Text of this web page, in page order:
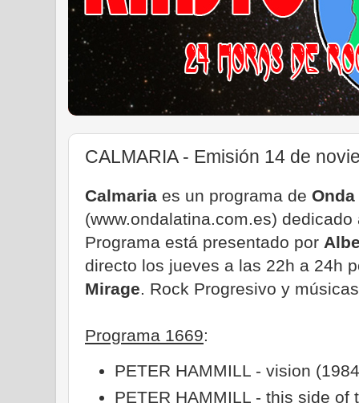
CALMARIA - Emisión 14 de
Calmaria es un programa de
(www.ondalatina.com.es)
Programa está presentado por
directo los jueves a las 22h a 24h
Mirage. Rock Progresivo y
Programa 1669:
PETER HAMMILL - vision
PETER HAMMILL - this side of